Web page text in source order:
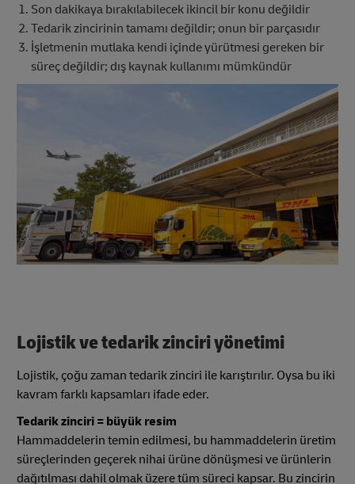
Son dakikaya bırakılabilecek ikincil bir konu değildir
Tedarik zincirinin tamamı değildir; onun bir parçasıdır
İşletmenin mutlaka kendi içinde yürütmesi gereken bir
süreç değildir; dış kaynak kullanımı mümkündür
Lojistik ve tedarik zinciri yönetimi
Lojistik, çoğu zaman tedarik zinciri ile karıştırılır. Oysa bu iki
kavram farklı kapsamları ifade eder.
Tedarik zinciri = büyük resim
Hammaddelerin temin edilmesi, bu hammaddelerin üretim
süreçlerinden geçerek nihai ürüne dönüşmesi ve ürünlerin
dağıtılması dahil olmak üzere tüm süreci kapsar. Bu zincirin